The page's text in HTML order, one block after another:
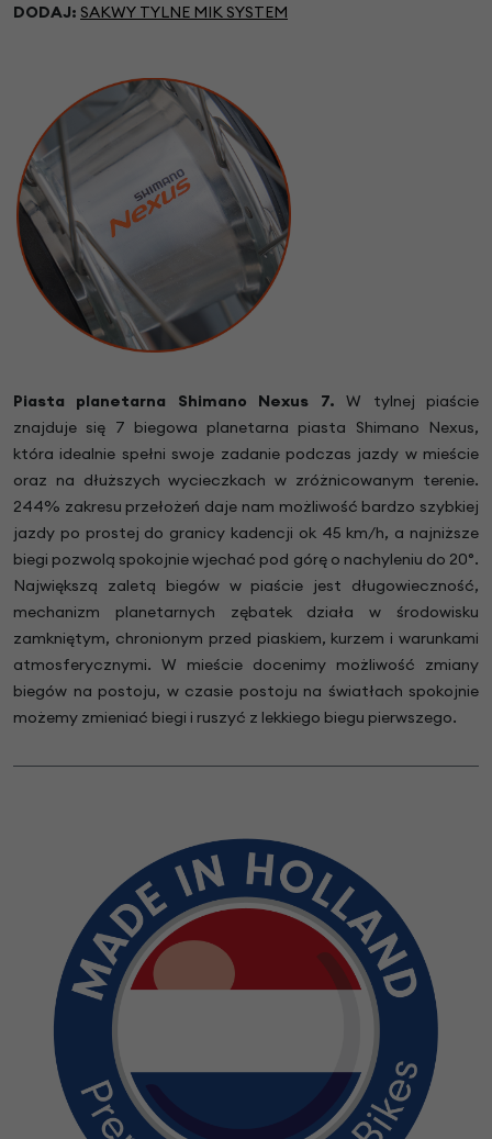
DODAJ: SAKWY TYLNE MIK SYSTEM
Piasta planetarna Shimano Nexus 7. W tylnej piaście
znajduje się 7 biegowa planetarna piasta Shimano Nexus,
która idealnie spełni swoje zadanie podczas jazdy w mieście
oraz na dłuższych wycieczkach w zróżnicowanym terenie.
244% zakresu przełożeń daje nam możliwość bardzo szybkiej
jazdy po prostej do granicy kadencji ok 45 km/h, a najniższe
biegi pozwolą spokojnie wjechać pod górę o nachyleniu do 20°.
Największą zaletą biegów w piaście jest długowieczność,
mechanizm planetarnych zębatek działa w środowisku
zamkniętym, chronionym przed piaskiem, kurzem i warunkami
atmosferycznymi. W mieście docenimy możliwość zmiany
biegów na postoju, w czasie postoju na światłach spokojnie
możemy zmieniać biegi i ruszyć z lekkiego biegu pierwszego.